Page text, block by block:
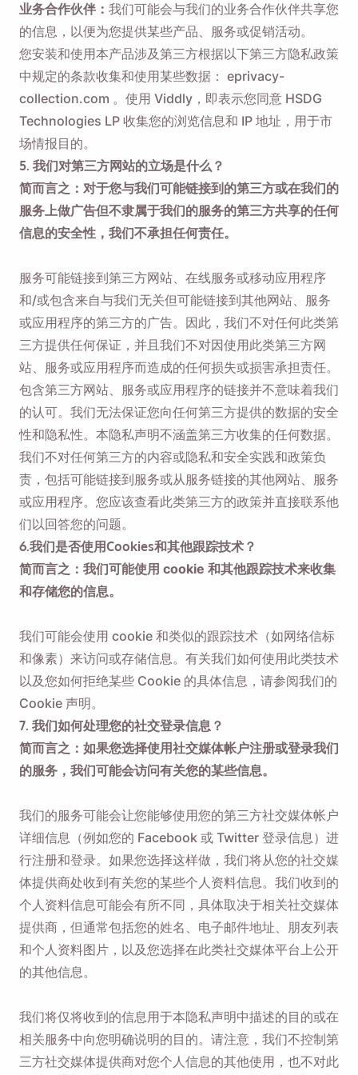
业务合作伙伴： 我们可能会与我们的业务合作伙伴共享您
的信息，以便为您提供某些产品、服务或促销活动。
您安装和使用本产品涉及第三方根据以下第三方隐私政策
中规定的条款收集和使用某些数据： eprivacy-
collection.com 。使用 Viddly，即表示您同意 HSDG
Technologies LP 收集您的浏览信息和 IP 地址，用于市
场情报目的。
5. 我们对第三方网站的立场是什么？
简而言之：对于您与我们可能链接到的第三方或在我们的
服务上做广告但不隶属于我们的服务的第三方共享的任何
信息的安全性，我们不承担任何责任。
服务可能链接到第三方网站、在线服务或移动应用程序
和/或包含来自与我们无关但可能链接到其他网站、服务
或应用程序的第三方的广告。因此，我们不对任何此类第
三方提供任何保证，并且我们不对因使用此类第三方网
站、服务或应用程序而造成的任何损失或损害承担责任。
包含第三方网站、服务或应用程序的链接并不意味着我们
的认可。我们无法保证您向任何第三方提供的数据的安全
性和隐私性。本隐私声明不涵盖第三方收集的任何数据。
我们不对任何第三方的内容或隐私和安全实践和政策负
责，包括可能链接到服务或从服务链接的其他网站、服务
或应用程序。您应该查看此类第三方的政策并直接联系他
们以回答您的问题。
6.我们是否使用Cookies和其他跟踪技术？
简而言之：我们可能使用 cookie 和其他跟踪技术来收集
和存储您的信息。
我们可能会使用 cookie 和类似的跟踪技术（如网络信标
和像素）来访问或存储信息。有关我们如何使用此类技术
以及您如何拒绝某些 Cookie 的具体信息，请参阅我们的
Cookie 声明。
7. 我们如何处理您的社交登录信息？
简而言之：如果您选择使用社交媒体帐户注册或登录我们
的服务，我们可能会访问有关您的某些信息。
我们的服务可能会让您能够使用您的第三方社交媒体帐户
详细信息（例如您的 Facebook 或 Twitter 登录信息）进
行注册和登录。如果您选择这样做，我们将从您的社交媒
体提供商处收到有关您的某些个人资料信息。我们收到的
个人资料信息可能会有所不同，具体取决于相关社交媒体
提供商，但通常包括您的姓名、电子邮件地址、朋友列表
和个人资料图片，以及您选择在此类社交媒体平台上公开
的其他信息。
我们将仅将收到的信息用于本隐私声明中描述的目的或在
相关服务中向您明确说明的目的。请注意，我们不控制第
三方社交媒体提供商对您个人信息的其他使用，也不对此